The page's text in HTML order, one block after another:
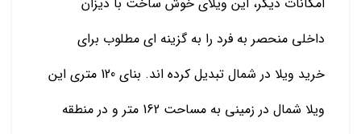
داخلی منحصر به فرد را به گزینه ای مطلوب برای
خرید ویلا در شمال تبدیل کرده اند. بنای 120 متری این
ویلا شمال در زمینی به مساحت 162 متر و در منطقه